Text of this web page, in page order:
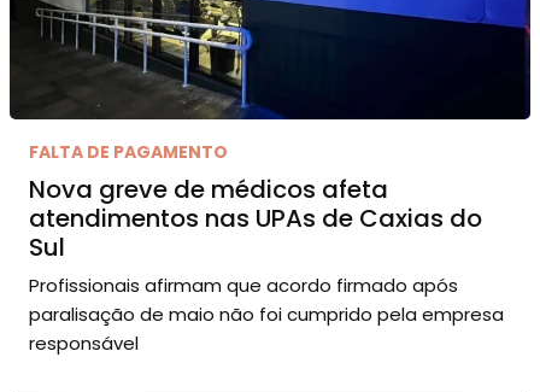
FALTA DE PAGAMENTO
Nova greve de médicos afeta
atendimentos nas UPAs de Caxias do
Sul
Profissionais afirmam que acordo firmado após
paralisação de maio não foi cumprido pela empresa
responsável